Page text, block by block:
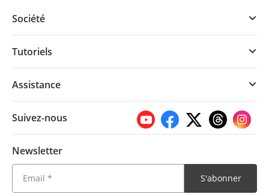
Société
Tutoriels
Assistance
Suivez-nous
Newsletter
S'abonner